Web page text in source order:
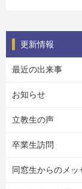
更新情報
最近の出来事
お知らせ
立教生の声
卒業生訪問
同窓生からのメッ